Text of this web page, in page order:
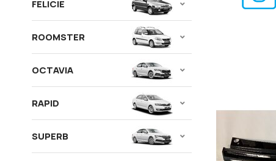
FELICIE
ROOMSTER
OCTAVIA
RAPID
SUPERB